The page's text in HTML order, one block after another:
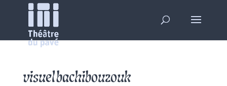
visuel bachibouzouk